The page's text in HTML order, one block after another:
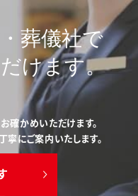
葬儀社で
けます。
確かめいただけます。
寧にご案内いたします。